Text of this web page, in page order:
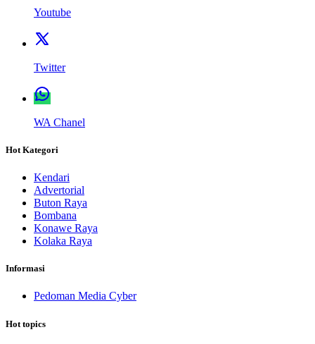
Youtube
Twitter
WA Chanel
Hot Kategori
Kendari
Advertorial
Buton Raya
Bombana
Konawe Raya
Kolaka Raya
Informasi
Pedoman Media Cyber
Hot topics